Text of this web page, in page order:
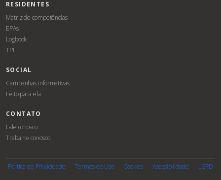
RESIDENTES
Matriz de competências
EPAs
Logbook
TPI
SOCIAL
Campanhas informativas
Feito para ela
CONTATO
Fale conosco
Trabalhe conosco
Política de Privacidade Termos de Uso Cookies Acessibilidade LGPD